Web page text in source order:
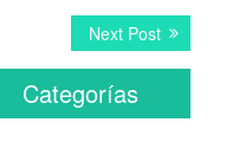
Next PostNext
post:
Categorías